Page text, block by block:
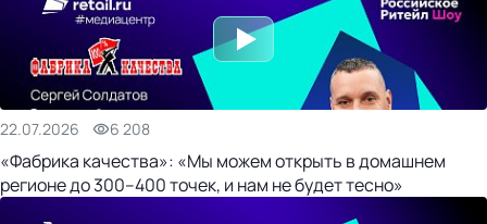
22.07.2026 6 208
«Фабрика качества»: «Мы можем открыть в домашнем
регионе до 300–400 точек, и нам не будет тесно»